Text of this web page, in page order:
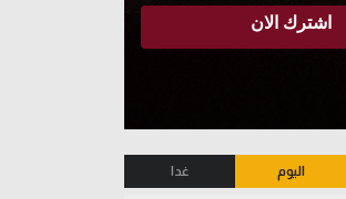
اليوم غدا